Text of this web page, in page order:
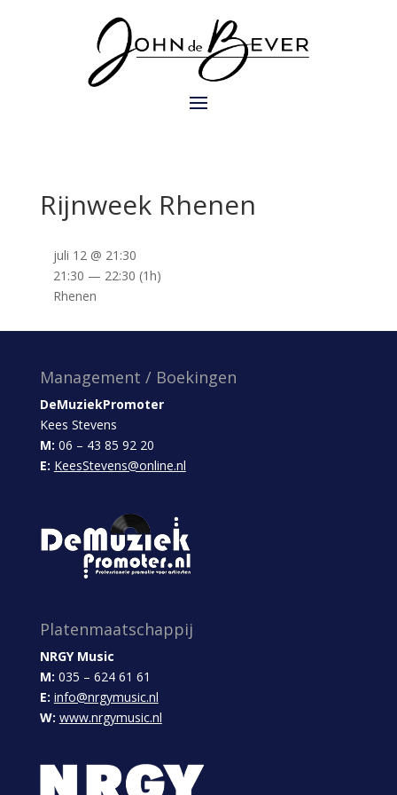
Rijnweek Rhenen
juli 12 @ 21:30
21:30 — 22:30 (1h)
Rhenen
Management / Boekingen
DeMuziekPromoter
Kees Stevens
M: 06 – 43 85 92 20
E: KeesStevens@online.nl
Platenmaatschappij
NRGY Music
M: 035 – 624 61 61
E: info@nrgymusic.nl
W: www.nrgymusic.nl